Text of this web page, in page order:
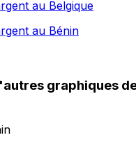
au Belgique
au Bénin
graphiques